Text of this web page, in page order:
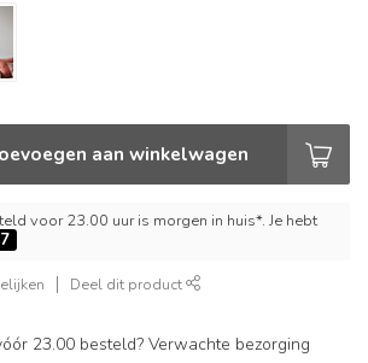
aan winkelwagen
voor 23.00 uur is morgen in huis*. Je hebt
Deel dit product
23.00 besteld? Verwachte bezorging